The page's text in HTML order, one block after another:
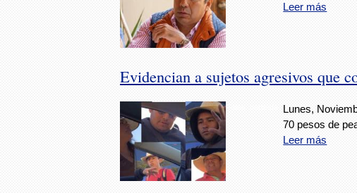
Leer más
Evidencian a sujetos agresivos que
Lunes,
70 pesos de
Leer más